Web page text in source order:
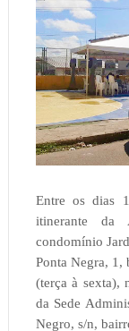
Entre os dias
itinerante da
condomínio
Ponta Negra, 1,
(terça à sexta),
da Sede
Negro, s/n,